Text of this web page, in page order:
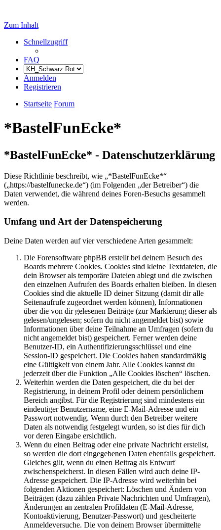
Zum Inhalt
Schnellzugriff
FAQ
Anmelden
Registrieren
Startseite Forum
*BastelFunEcke*
*BastelFunEcke* - Datenschutzerklärung
Diese Richtlinie beschreibt, wie „*BastelFunEcke*“
(„https://bastelfunecke.de“) (im Folgenden „der Betreiber“) die
Daten verwendet, die während deines Foren-Besuchs gesammelt
werden.
Umfang und Art der Datenspeicherung
Deine Daten werden auf vier verschiedene Arten gesammelt:
Die Forensoftware phpBB erstellt bei deinem Besuch des
Boards mehrere Cookies. Cookies sind kleine Textdateien, die
dein Browser als temporäre Dateien ablegt und die zwischen
den einzelnen Aufrufen des Boards erhalten bleiben. In diesen
Cookies sind die aktuelle ID deiner Sitzung (damit dir alle
Seitenaufrufe zugeordnet werden können), Informationen
über die von dir gelesenen Beiträge (zur Markierung dieser als
gelesen/ungelesen; sofern du nicht angemeldet bist) sowie
Informationen über deine Teilnahme an Umfragen (sofern du
nicht angemeldet bist) gespeichert. Ferner werden deine
Benutzer-ID, ein Authentifizierungsschlüssel und eine
Session-ID gespeichert. Die Cookies haben standardmäßig
eine Gültigkeit von einem Jahr. Alle Cookies kannst du
jederzeit über die Funktion „Alle Cookies löschen“ löschen.
Weiterhin werden die Daten gespeichert, die du bei der
Registrierung, in deinem Profil oder deinem persönlichem
Bereich angibst. Für die Registrierung sind mindestens ein
eindeutiger Benutzername, eine E-Mail-Adresse und ein
Passwort notwendig. Wenn durch den Betreiber weitere
Daten als notwendig festgelegt wurden, so ist dies für dich
vor deren Eingabe ersichtlich.
Wenn du einen Beitrag oder eine private Nachricht erstellst,
so werden die dort eingegebenen Daten ebenfalls gespeichert.
Gleiches gilt, wenn du einen Beitrag als Entwurf
zwischenspeicherst. In diesen Fällen wird auch deine IP-
Adresse gespeichert. Die IP-Adresse wird weiterhin bei
folgenden Aktionen gespeichert: Löschen und Ändern von
Beiträgen (dazu zählen Private Nachrichten und Umfragen),
Änderungen an zentralen Profildaten (E-Mail-Adresse,
Kontoaktivierung, Benutzer-Passwort) und gescheiterte
Anmeldeversuche. Die von deinem Browser übermittelte